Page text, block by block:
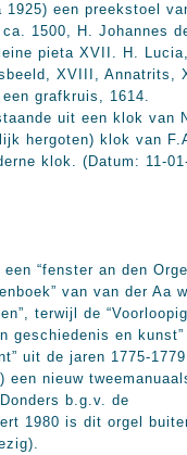
een preekstoel
1500, H. Johannes
pieta XVII. H.
XVIII, Annatrits,
grafkruis, 1614.
uit een klok van
hergoten) klok van
klok. (Datum: 11-
“fenster an den
van van der Aa
terwijl de
geschiedenis en kunst”
uit de jaren 1775-
een nieuw
b.g.v. de
1980 is dit orgel